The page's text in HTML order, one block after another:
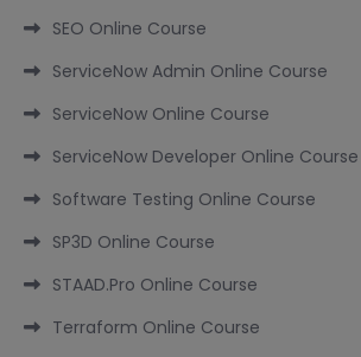
SEO Online Course
ServiceNow Admin Online Course
ServiceNow Online Course
ServiceNow Developer Online Course
Software Testing Online Course
SP3D Online Course
STAAD.Pro Online Course
Terraform Online Course